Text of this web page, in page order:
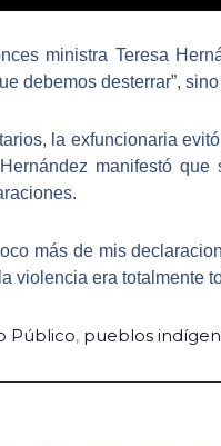
ministra Teresa
debemos desterrar”,
la exfuncionaria
manifestó que
más de mis
violencia era totalmente
Público, pueblos